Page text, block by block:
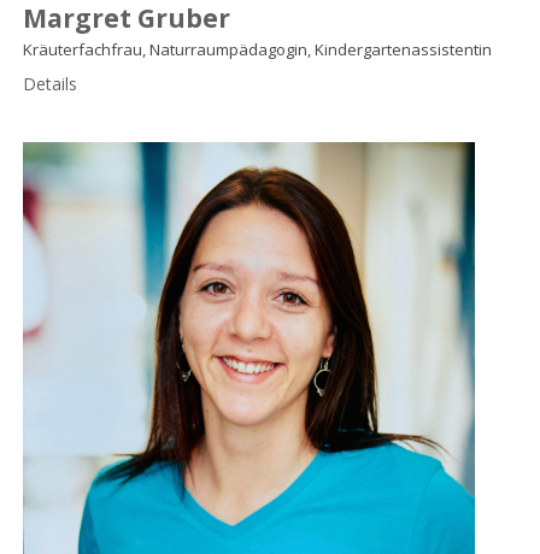
Margret Gruber
Kräuterfachfrau, Naturraumpädagogin, Kindergartenassistentin
Details